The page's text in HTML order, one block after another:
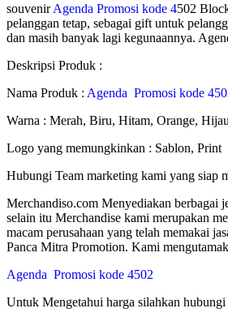
souvenirAgenda Promosi kode 4502
pelanggan tetap, sebagai gift untuk
dan masih banyak lagi kegunaannya.
Deskripsi Produk :
Nama Produk : Agenda Promosi kode
Warna : Merah, Biru, Hitam, Orange,
Logo yang memungkinkan : Sablon, Print
Hubungi Team marketing kami yang siap
Merchandiso.com Menyediakan berbagai
selain itu Merchandise kami merupakan
macam perusahaan yang telah memakai
Panca Mitra Promotion. Kami
Agenda Promosi kode 4502
Untuk Mengetahui harga silahkan